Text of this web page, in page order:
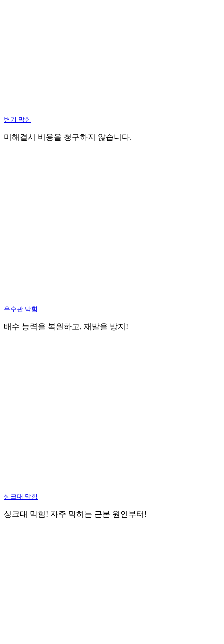
변기 막힘
미해결시 비용을 청구하지 않습니다.
우수관 막힘
배수 능력을 복원하고, 재발을 방지!
싱크대 막힘
싱크대 막힘! 자주 막히는 근본 원인부터!